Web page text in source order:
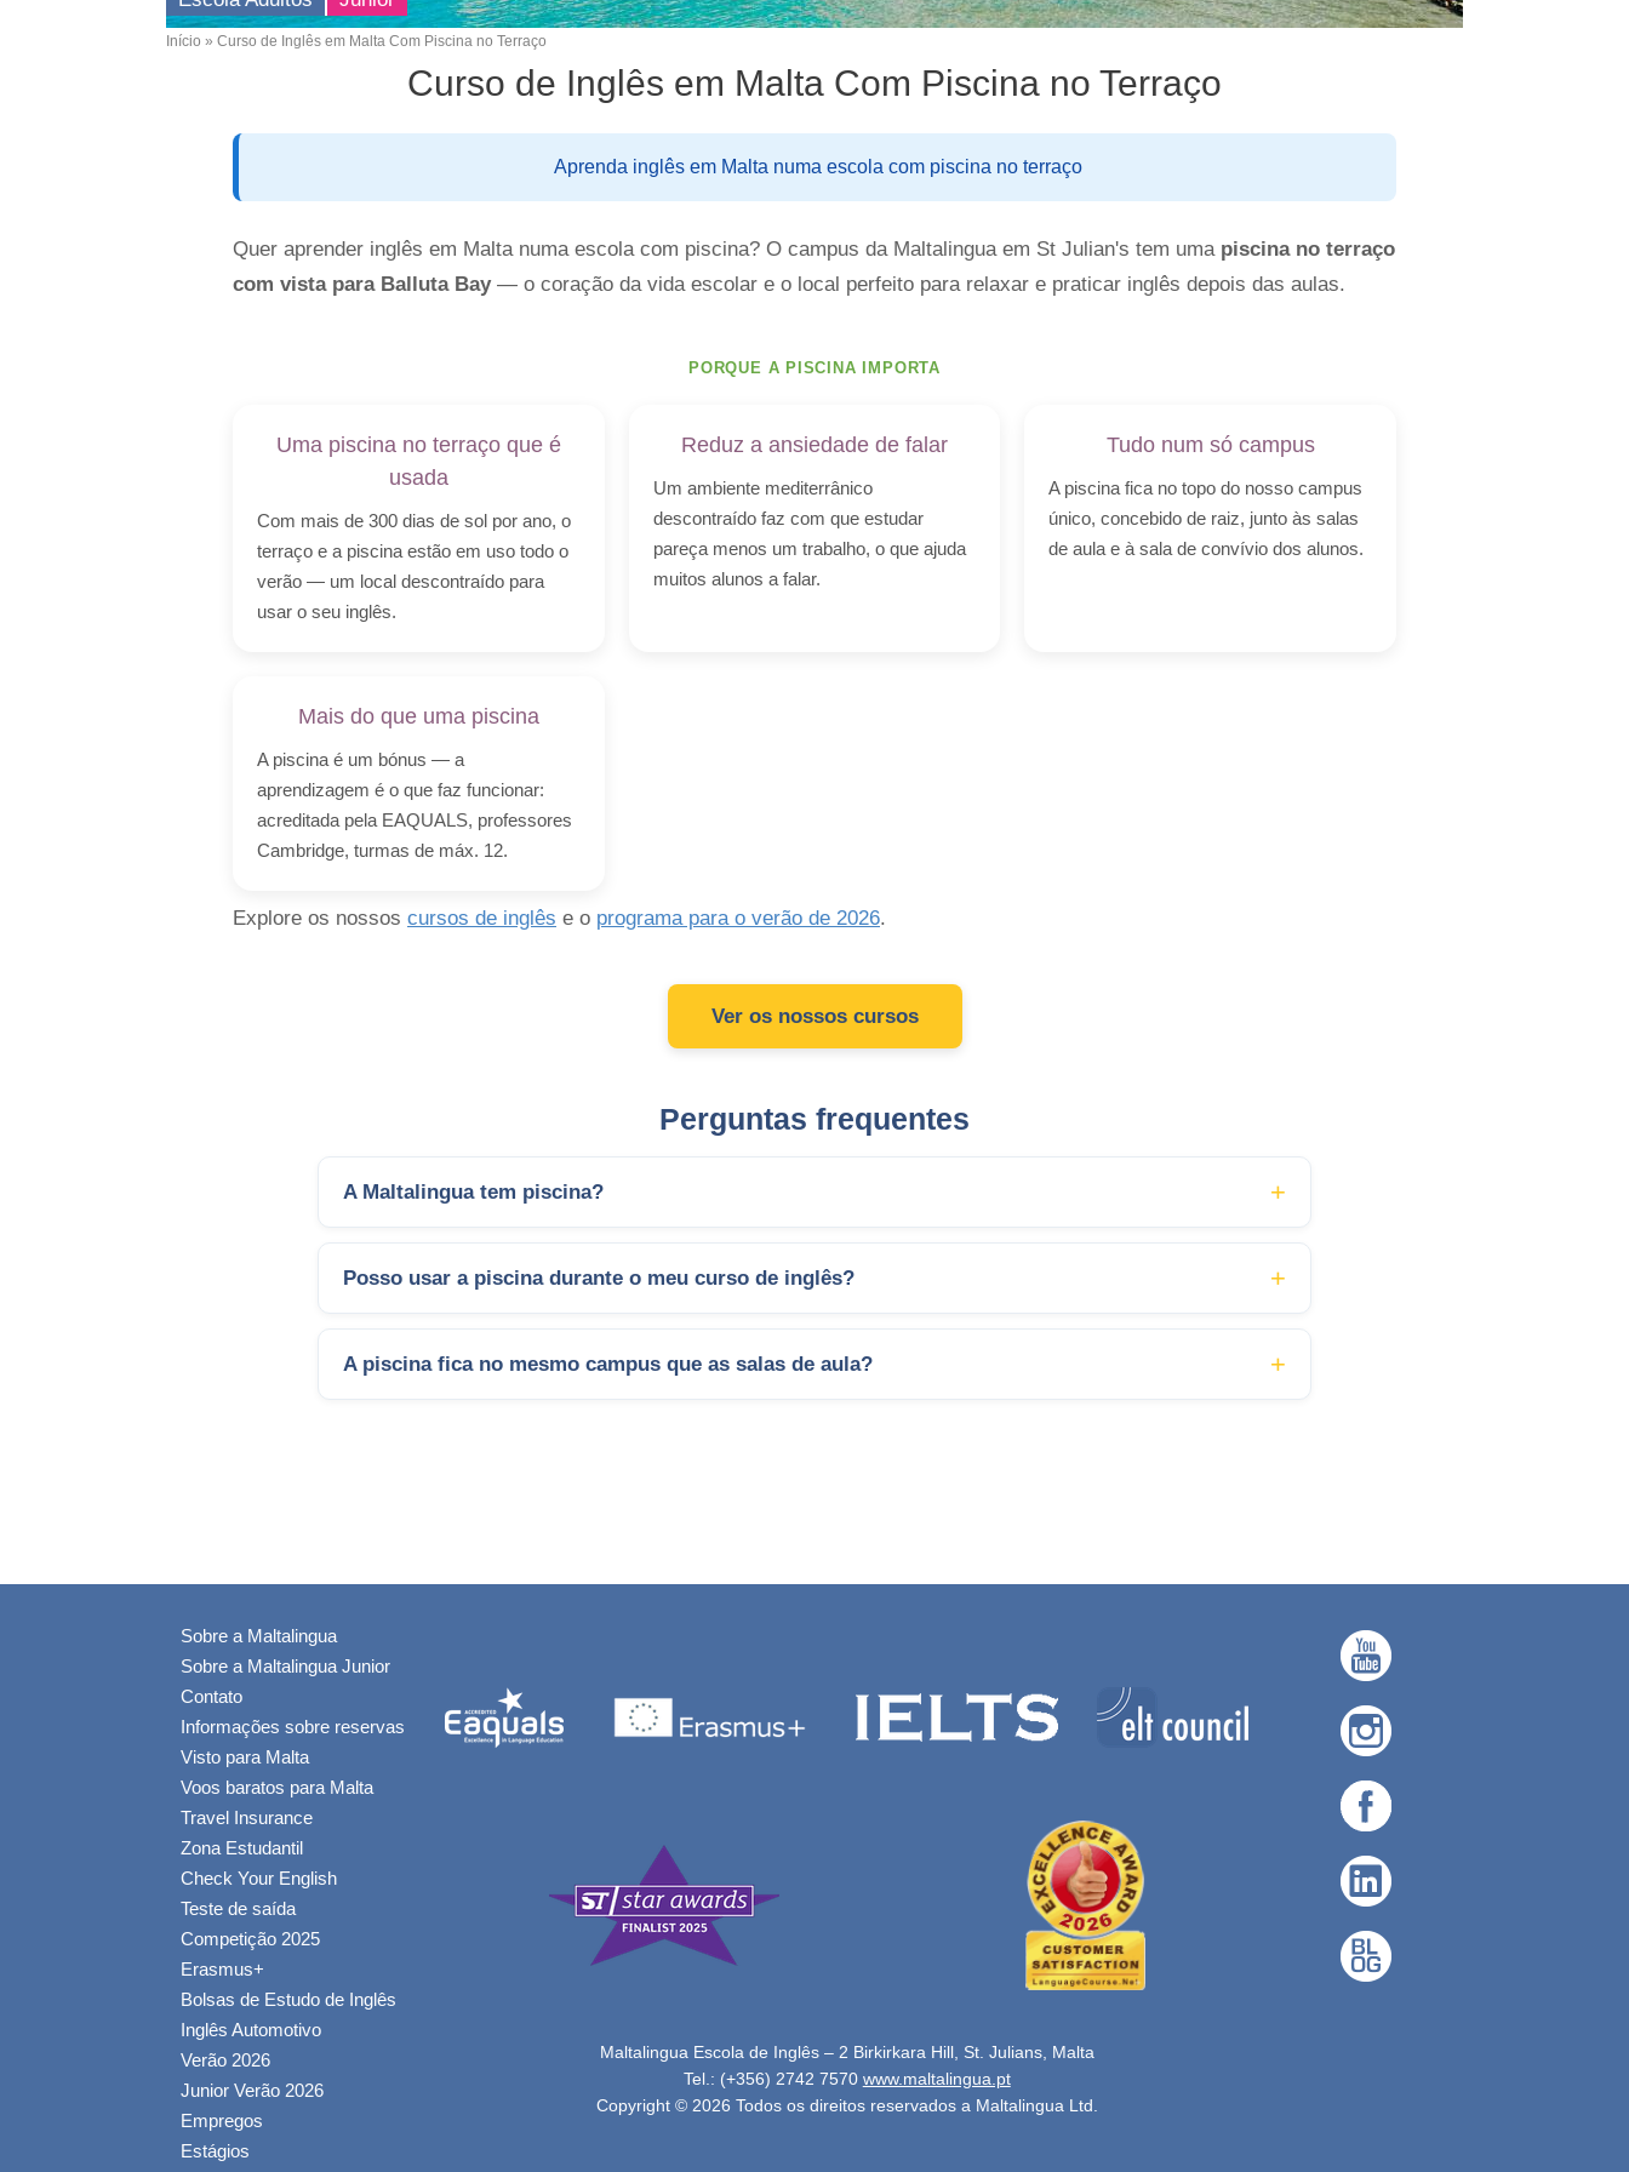
Início Curso de Inglês em Malta Com Piscina no Terraço
Curso de Inglês em Malta Com Piscina no Terraço
Aprenda inglês em Malta numa escola com piscina no terraço
Quer aprender inglês em Malta numa escola com piscina? O campus da Maltalingua em St Julian's tem uma piscina no terraço
com vista para Balluta Bay— o coração da vida escolar e o local perfeito para relaxar e praticar inglês depois das aulas.
PORQUE A PISCINA IMPORTA
Uma piscina no terraço que é
usada
Com mais de 300 dias de sol por ano, o
terraço e a piscina estão em uso todo o
verão — um local descontraído para
usar o seu inglês.
Reduz a ansiedade de falar
Um ambiente mediterrânico
descontraído faz com que estudar
pareça menos um trabalho, o que ajuda
muitos alunos a falar.
Tudo num só campus
A piscina fica no topo do nosso campus
único, concebido de raiz, junto às salas
de aula e à sala de convívio dos alunos.
Mais do que uma piscina
A piscina é um bónus — a
aprendizagem é o que faz funcionar:
acreditada pela EAQUALS, professores
Cambridge, turmas de máx. 12.
Explore os nossos cursos de inglês e o programa para o verão de 2026.
Ver os nossos cursos
Perguntas frequentes
A Maltalingua tem piscina?
Posso usar a piscina durante o meu curso de inglês?
A piscina fica no mesmo campus que as salas de aula?
Sobre a Maltalingua
Sobre a Maltalingua Junior
Contato
Informações sobre reservas
Visto para Malta
Voos baratos para Malta
Travel Insurance
Zona Estudantil
Check Your English
Teste de saída
Competição 2025
Erasmus+
Bolsas de Estudo de Inglês
Inglês Automotivo
Verão 2026
Junior Verão 2026
Empregos
Estágios
Maltalingua Escola de Inglês – 2 Birkirkara Hill, St. Julians, Malta
Tel.: (+356) 2742 7570 www.maltalingua.pt
Copyright © 2026 Todos os direitos reservados a Maltalingua Ltd.